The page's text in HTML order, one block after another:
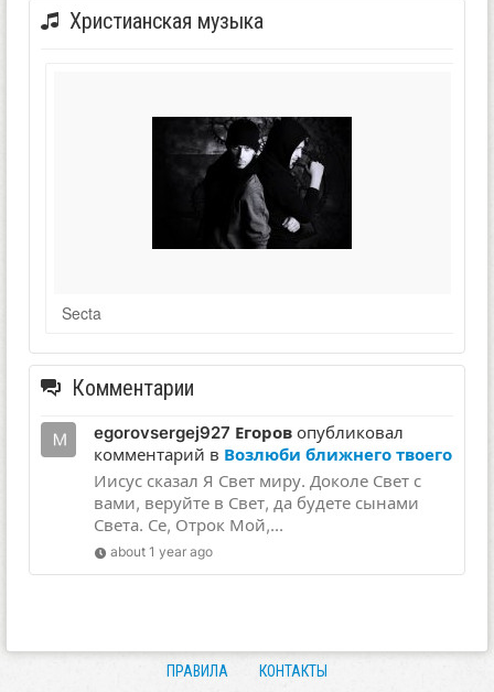
Христианская музыка
Secta
Комментарии
egorovsergej927 Егоров опубликовал
комментарий в Возлюби ближнего твоего
Иисус сказал Я Свет миру. Доколе Свет с
вами, веруйте в Свет, да будете сынами
Света. Се, Отрок Мой,...
about 1 year ago
ПРАВИЛА КОНТАКТЫ